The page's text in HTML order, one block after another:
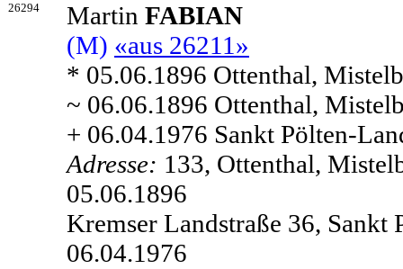
26294 Martin FABIAN
(M) «aus 26211»
* 05.06.1896 Ottenthal,
~ 06.06.1896 Ottenthal,
+ 06.04.1976 Sankt Pölten-
Adresse: 133, Ottenthal,
05.06.1896
Kremser Landstraße 36, Sankt
06.04.1976